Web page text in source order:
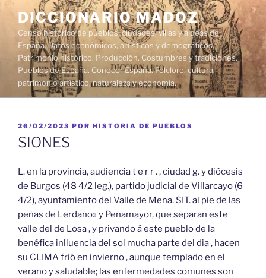
contenido
DICCIONARIO MADOZ
Censo histórico de pueblos, ciudades, villas y aldeas de
España. Datos económicos, artísticos y demográficos.
Patrimonio histórico. Producción. Costumbres y tradiciones.
Pueblos de España. Conocer España. Folclore, cultura,
patrimonio artístico, naturaleza y economía.
PUBLICADO
EL
26/02/2023 POR HISTORIA DE PUEBLOS
SIONES
L. en la provincia, audiencia t e r r . , ciudad g. y diócesis
de Burgos (48 4/2 leg.), partido judicial de Villarcayo (6
4/2), ayuntamiento del Valle de Mena. SIT. al pie de las
peñas de Lerdaño» y Peñamayor, que separan este
valle del de Losa , y privando á este pueblo de la
benéfica inlluencia del sol mucha parte del dia , hacen
su CLIMA frió en invierno , aunque templado en el
verano y saludable; las enfermedades comunes son